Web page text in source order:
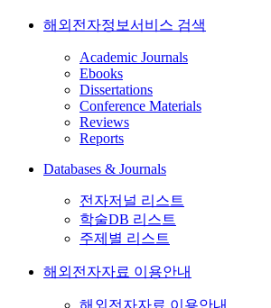
해외전자정보서비스 검색
Academic Journals
Ebooks
Dissertations
Conference Materials
Reviews
Reports
Databases & Journals
전자저널 리스트
학술DB 리스트
주제별 리스트
해외전자자료 이용안내
해외전자자료 이용안내